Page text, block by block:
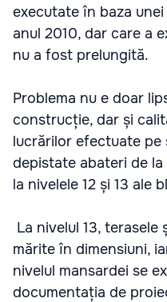
executate în baza
anul 2010, dar care a
nu a fost prelungită.
Problema nu e doar
construcție, dar și
lucrărilor efectuate
depistate abateri de
la nivelele 12 și 13 ale
La nivelul 13,
mărite în dimensiuni,
nivelul mansardei se
documentația de